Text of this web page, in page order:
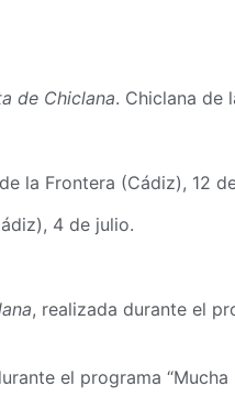
de Chiclana. Chiclana de
la Frontera (Cádiz), 12
4 de julio.
, realizada durante el
el programa